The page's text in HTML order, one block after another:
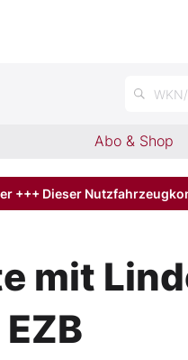
Abo & Shop
+++ Dieser
mit